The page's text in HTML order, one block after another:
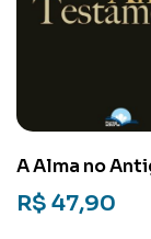
A Alma no
Testamento
R$ 47,90